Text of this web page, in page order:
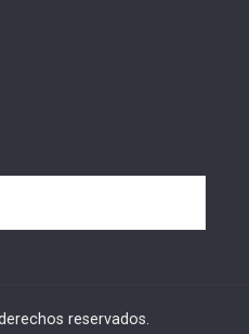
reservados.